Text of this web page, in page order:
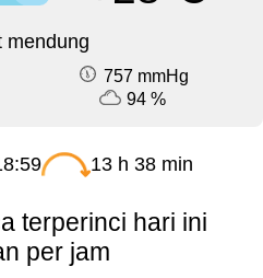
mendung
757 mmHg
94 %
13 h 38 min
terperinci hari ini
per jam